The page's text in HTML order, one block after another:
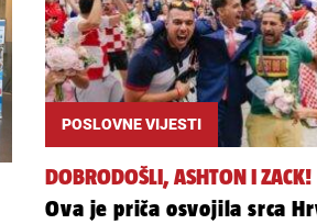
POSLOVNE VIJESTI
DOBRODOŠLI, ASHTON I ZACK!
Ova je priča osvojila srca